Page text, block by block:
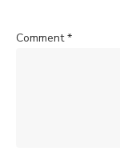
Comment*